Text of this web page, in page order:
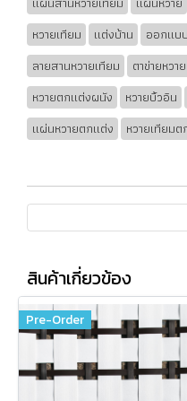
หวายเทียม
แต่งบ้าน ออกแบ
ลายสานหวายเทียม
ตาข่ายหวา
หวายตกแต่งผนัง
หวายบิ้วอิน
แผ่นหวายตกแต่ง
หวายเทียม
สินค้าเกี่ยวข้อง
Pre-Order